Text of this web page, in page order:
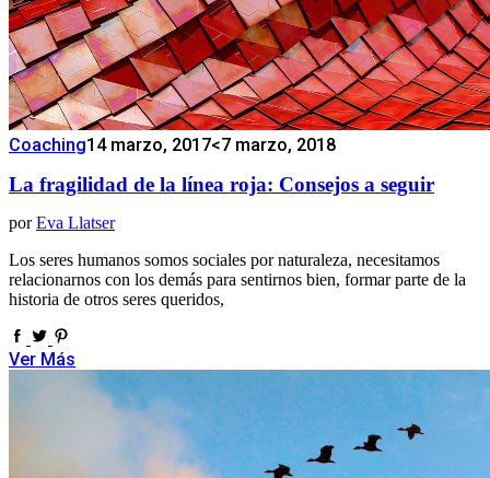
Coaching14 marzo, 2017<7 marzo, 2018
La fragilidad de la línea roja: Consejos a seguir
por Eva Llatser
Los seres humanos somos sociales por naturaleza, necesitamos
relacionarnos con los demás para sentirnos bien, formar parte de la
historia de otros seres queridos,
Ver Más